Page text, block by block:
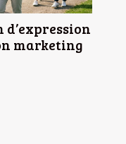
marketing